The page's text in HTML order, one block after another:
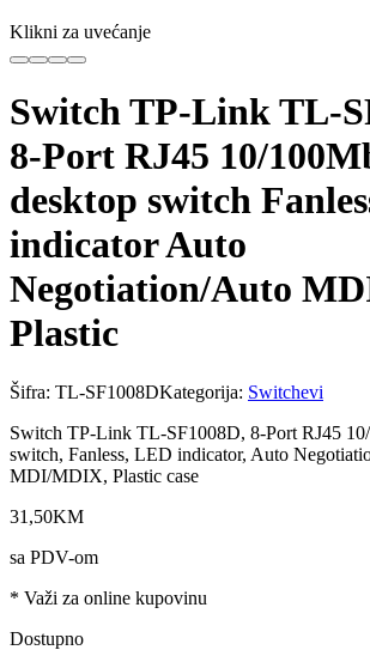
Klikni za uvećanje
Switch TP-Link TL-
8-Port RJ45 10/
desktop switch
indicator Auto
Negotiation/Auto
Plastic
Šifra: TL-SF1008DKategorija: Switchevi
Switch TP-Link TL-SF1008D, 8-Port RJ45
switch, Fanless, LED indicator, Auto
MDI/MDIX, Plastic case
31 ,50KM
sa PDV-om
* Važi za online kupovinu
Dostupno